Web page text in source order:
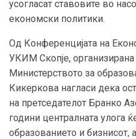
усогласат ставовите во
економски политики.
Од Конференцијата на
УКИМ Скопје,
Министерството за
Кикеркова нагласи дека
на претседателот Бранко
години централната улога
образованието и бизнисот,